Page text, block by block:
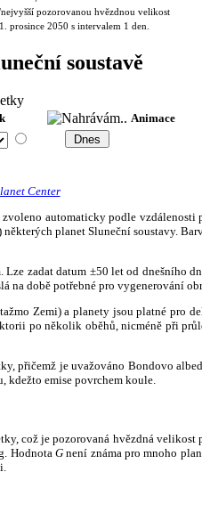
pozorovanou hvězdnou velikost
prosince 2050 s intervalem 1 den.
soustavě
Animace
Center
automaticky podle
planet Sluneční soustavy.
zadat datum ±50 let od dnešního
době potřebné pro vygenerování
Zemi) a planety jsou platné
po několik oběhů, nicméně při
přičemž je uvažováno Bondovo
kdežto emise povrchem koule.
což je pozorovaná hvězdná
HodnotaG není známa pro mnoho